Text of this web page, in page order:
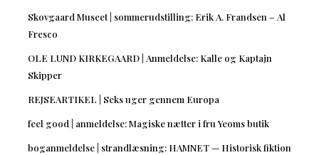
Skovgaard Museet | sommerudstilling: Erik A. Frandsen – Al
Fresco
OLE LUND KIRKEGAARD | Anmeldelse: Kalle og Kaptajn
Skipper
REJSEARTIKEL | Seks uger gennem Europa
feel good | anmeldelse: Magiske nætter i fru Yeoms butik
boganmeldelse | strandlæsning: HAMNET — Historisk fiktion